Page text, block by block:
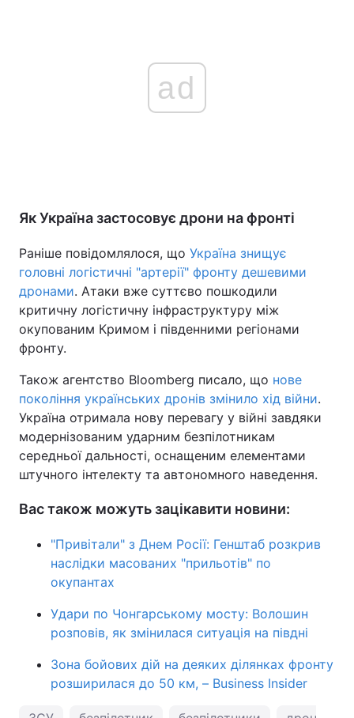
ad
Як Україна застосовує дрони на фронті
Раніше повідомлялося, що Україна знищує
головні логістичні "артерії" фронту дешевими
дронами. Атаки вже суттєво пошкодили
критичну логістичну інфраструктуру між
окупованим Кримом і південними регіонами
фронту.
Також агентство Bloomberg писало, що нове
покоління українських дронів змінило хід війни.
Україна отримала нову перевагу у війні завдяки
модернізованим ударним безпілотникам
середньої дальності, оснащеним елементами
штучного інтелекту та автономного наведення.
Вас також можуть зацікавити новини:
"Привітали" з Днем Росії: Генштаб розкрив
наслідки масованих "прильотів" по
окупантах
Удари по Чонгарському мосту: Волошин
розповів, як змінилася ситуація на півдні
Зона бойових дій на деяких ділянках фронту
розширилася до 50 км, – Business Insider